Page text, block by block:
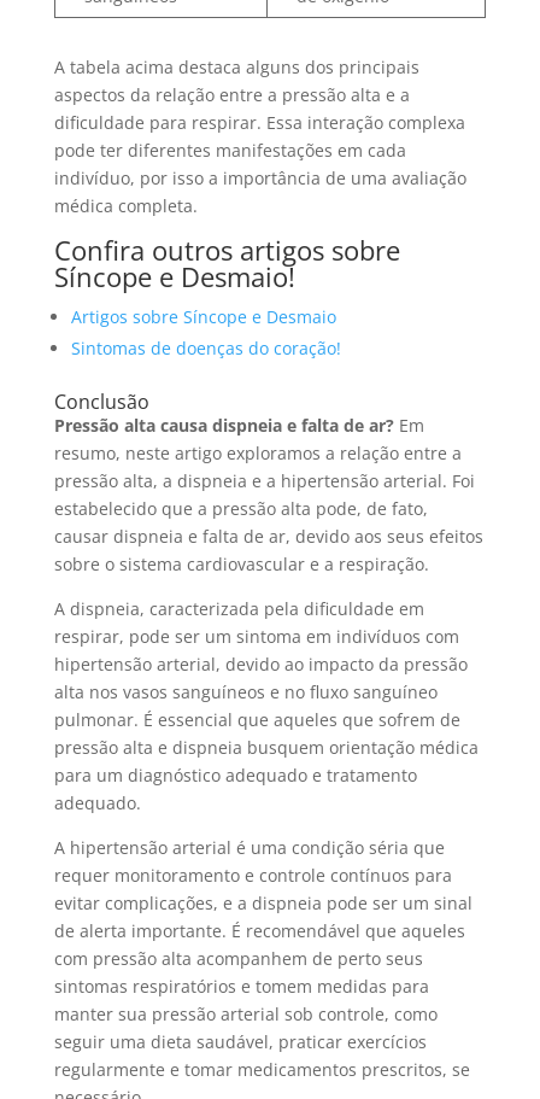
A tabela acima destaca alguns dos principais
aspectos da relação entre a pressão alta e a
dificuldade para respirar. Essa interação complexa
pode ter diferentes manifestações em cada
indivíduo, por isso a importância de uma avaliação
médica completa.
Confira outros artigos sobre
Síncope e Desmaio!
Artigos sobre Síncope e Desmaio
Sintomas de doenças do coração!
Conclusão
Pressão alta causa dispneia e falta de ar? Em
resumo, neste artigo exploramos a relação entre a
pressão alta, a dispneia e a hipertensão arterial. Foi
estabelecido que a pressão alta pode, de fato,
causar dispneia e falta de ar, devido aos seus efeitos
sobre o sistema cardiovascular e a respiração.
A dispneia, caracterizada pela dificuldade em
respirar, pode ser um sintoma em indivíduos com
hipertensão arterial, devido ao impacto da pressão
alta nos vasos sanguíneos e no fluxo sanguíneo
pulmonar. É essencial que aqueles que sofrem de
pressão alta e dispneia busquem orientação médica
para um diagnóstico adequado e tratamento
adequado.
A hipertensão arterial é uma condição séria que
requer monitoramento e controle contínuos para
evitar complicações, e a dispneia pode ser um sinal
de alerta importante. É recomendável que aqueles
com pressão alta acompanhem de perto seus
sintomas respiratórios e tomem medidas para
manter sua pressão arterial sob controle, como
seguir uma dieta saudável, praticar exercícios
regularmente e tomar medicamentos prescritos, se